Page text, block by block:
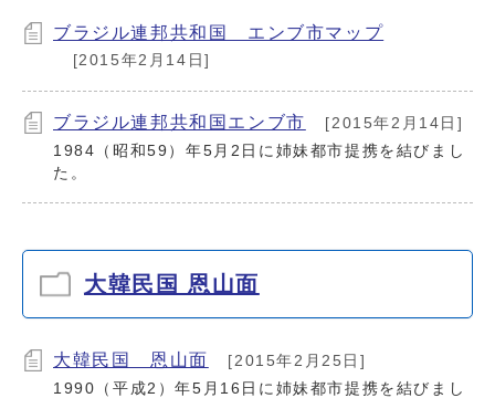
ブラジル連邦共和国 エンブ市マップ
[2015年2月14日]
ブラジル連邦共和国エンブ市
[2015年2月14日]
1984（昭和59）年5月2日に姉妹都市提携を結びまし
た。
大韓民国 恩山面
大韓民国 恩山面
[2015年2月25日]
1990（平成2）年5月16日に姉妹都市提携を結びまし